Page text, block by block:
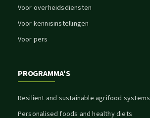
Voor overheidsdiensten
Voor kennisinstellingen
Voor pers
PROGRAMMA'S
Resilient and sustainable agrifood systems
Personalised foods and healthy diets